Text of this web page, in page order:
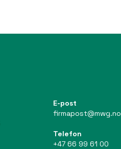
E-post
firmapost@mwg.no
Telefon
+47 66 99 61 00